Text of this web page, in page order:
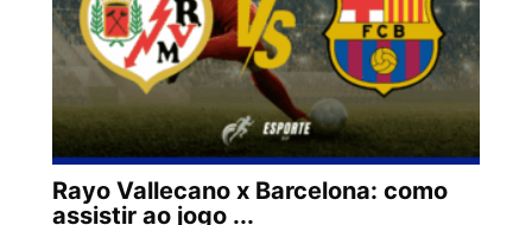
Rayo Vallecano x Barcelona: como
assistir ao jogo ...